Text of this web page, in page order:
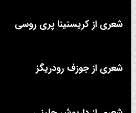
شعری از کریستینا پری روسی
شعری از جوزف رودریگز